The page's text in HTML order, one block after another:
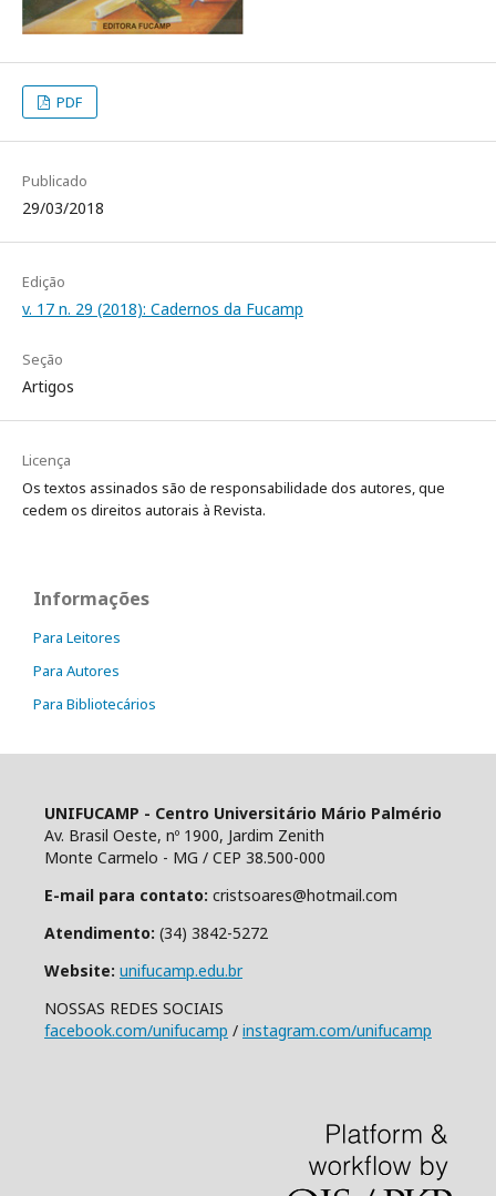
PDF
Publicado
29/03/2018
Edição
v. 17 n. 29 (2018): Cadernos da Fucamp
Seção
Artigos
Licença
Os textos assinados são de responsabilidade dos autores, que
cedem os direitos autorais à Revista.
Informações
Para Leitores
Para Autores
Para Bibliotecários
UNIFUCAMP - Centro Universitário Mário Palmério
Av. Brasil Oeste, nº 1900, Jardim Zenith
Monte Carmelo - MG / CEP 38.500-000
E-mail para contato: cristsoares@hotmail.com
Atendimento: (34) 3842-5272
Website: unifucamp.edu.br
NOSSAS REDES SOCIAIS
facebook.com/unifucamp / instagram.com/unifucamp